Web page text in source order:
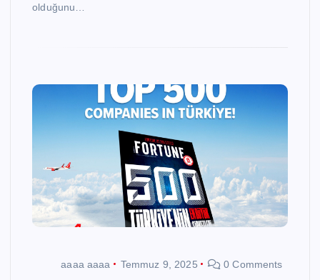
olduğunu…
aaaa aaaa Temmuz 9, 2025 0 Comments